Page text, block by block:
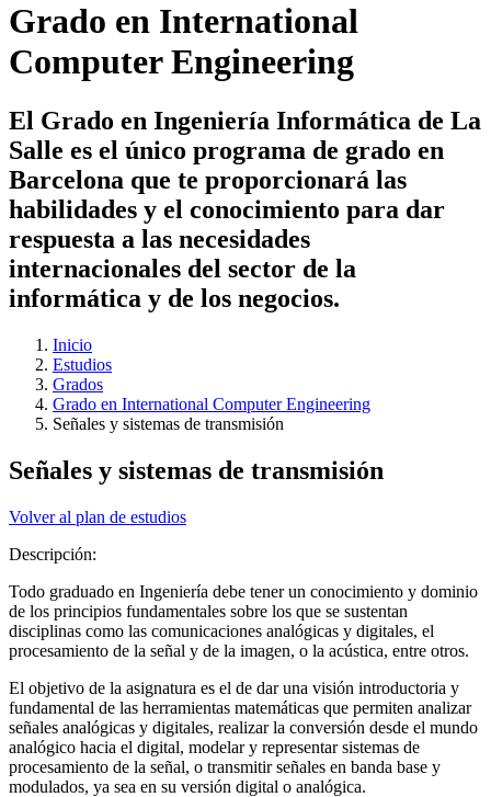
Grado en International
Computer Engineering
El Grado en Ingeniería Informática de La
Salle es el único programa de grado en
Barcelona que te proporcionará las
habilidades y el conocimiento para dar
respuesta a las necesidades
internacionales del sector de la
informática y de los negocios.
Inicio
Estudios
Grados
Grado en International Computer Engineering
Señales y sistemas de transmisión
Señales y sistemas de transmisión
Volver al plan de estudios
Descripción:
Todo graduado en Ingeniería debe tener un conocimiento y dominio
de los principios fundamentales sobre los que se sustentan
disciplinas como las comunicaciones analógicas y digitales, el
procesamiento de la señal y de la imagen, o la acústica, entre otros.
El objetivo de la asignatura es el de dar una visión introductoria y
fundamental de las herramientas matemáticas que permiten analizar
señales analógicas y digitales, realizar la conversión desde el mundo
analógico hacia el digital, modelar y representar sistemas de
procesamiento de la señal, o transmitir señales en banda base y
modulados, ya sea en su versión digital o analógica.